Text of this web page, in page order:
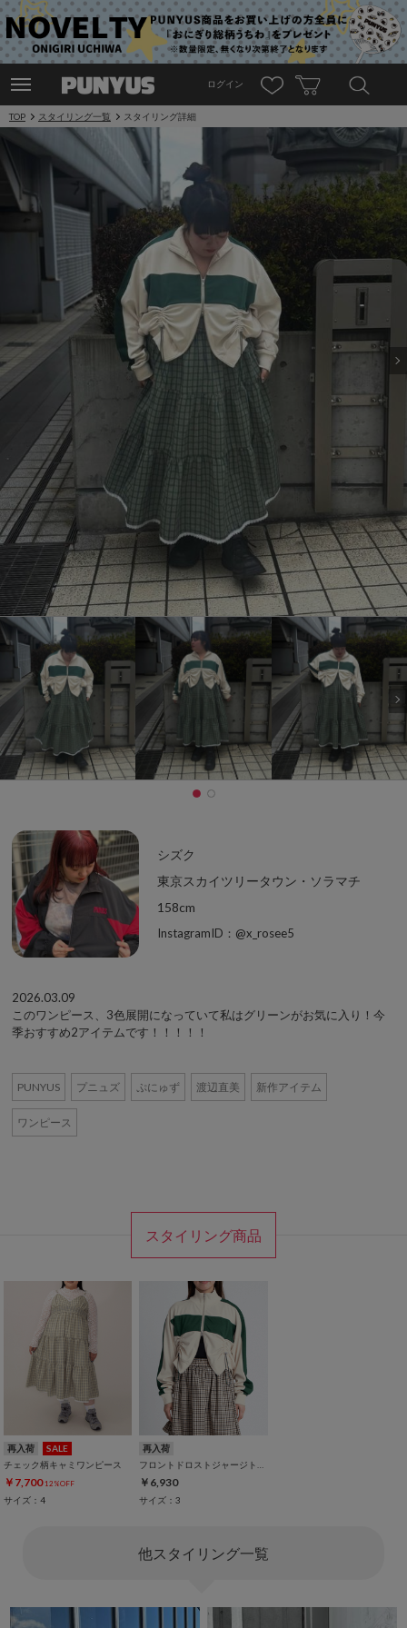
ログイン
TOP スタイリング一覧 スタイリング詳細
シズク
東京スカイツリータウン・ソラマチ
158cm
InstagramID：@x_rosee5
2026.03.09
このワンピース、3色展開になっていて私はグリーンがお気に入り！今
季おすすめ2アイテムです！！！！！
PUNYUS プニュズ ぷにゅず 渡辺直美 新作アイテム
ワンピース
スタイリング商品
再入荷
SALE
チェック柄キャミワンピース
￥7,700 12%OFF
サイズ：4
再入荷
￥6,930
サイズ：3
他スタイリング一覧